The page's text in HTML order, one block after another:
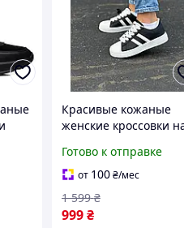
Красивые кожаные
женские кроссовки
трендовые
сникерсы на толстой
подошве для девушек
Готово к отправке
от 100 ₴/мес
999 ₴
1 599 ₴